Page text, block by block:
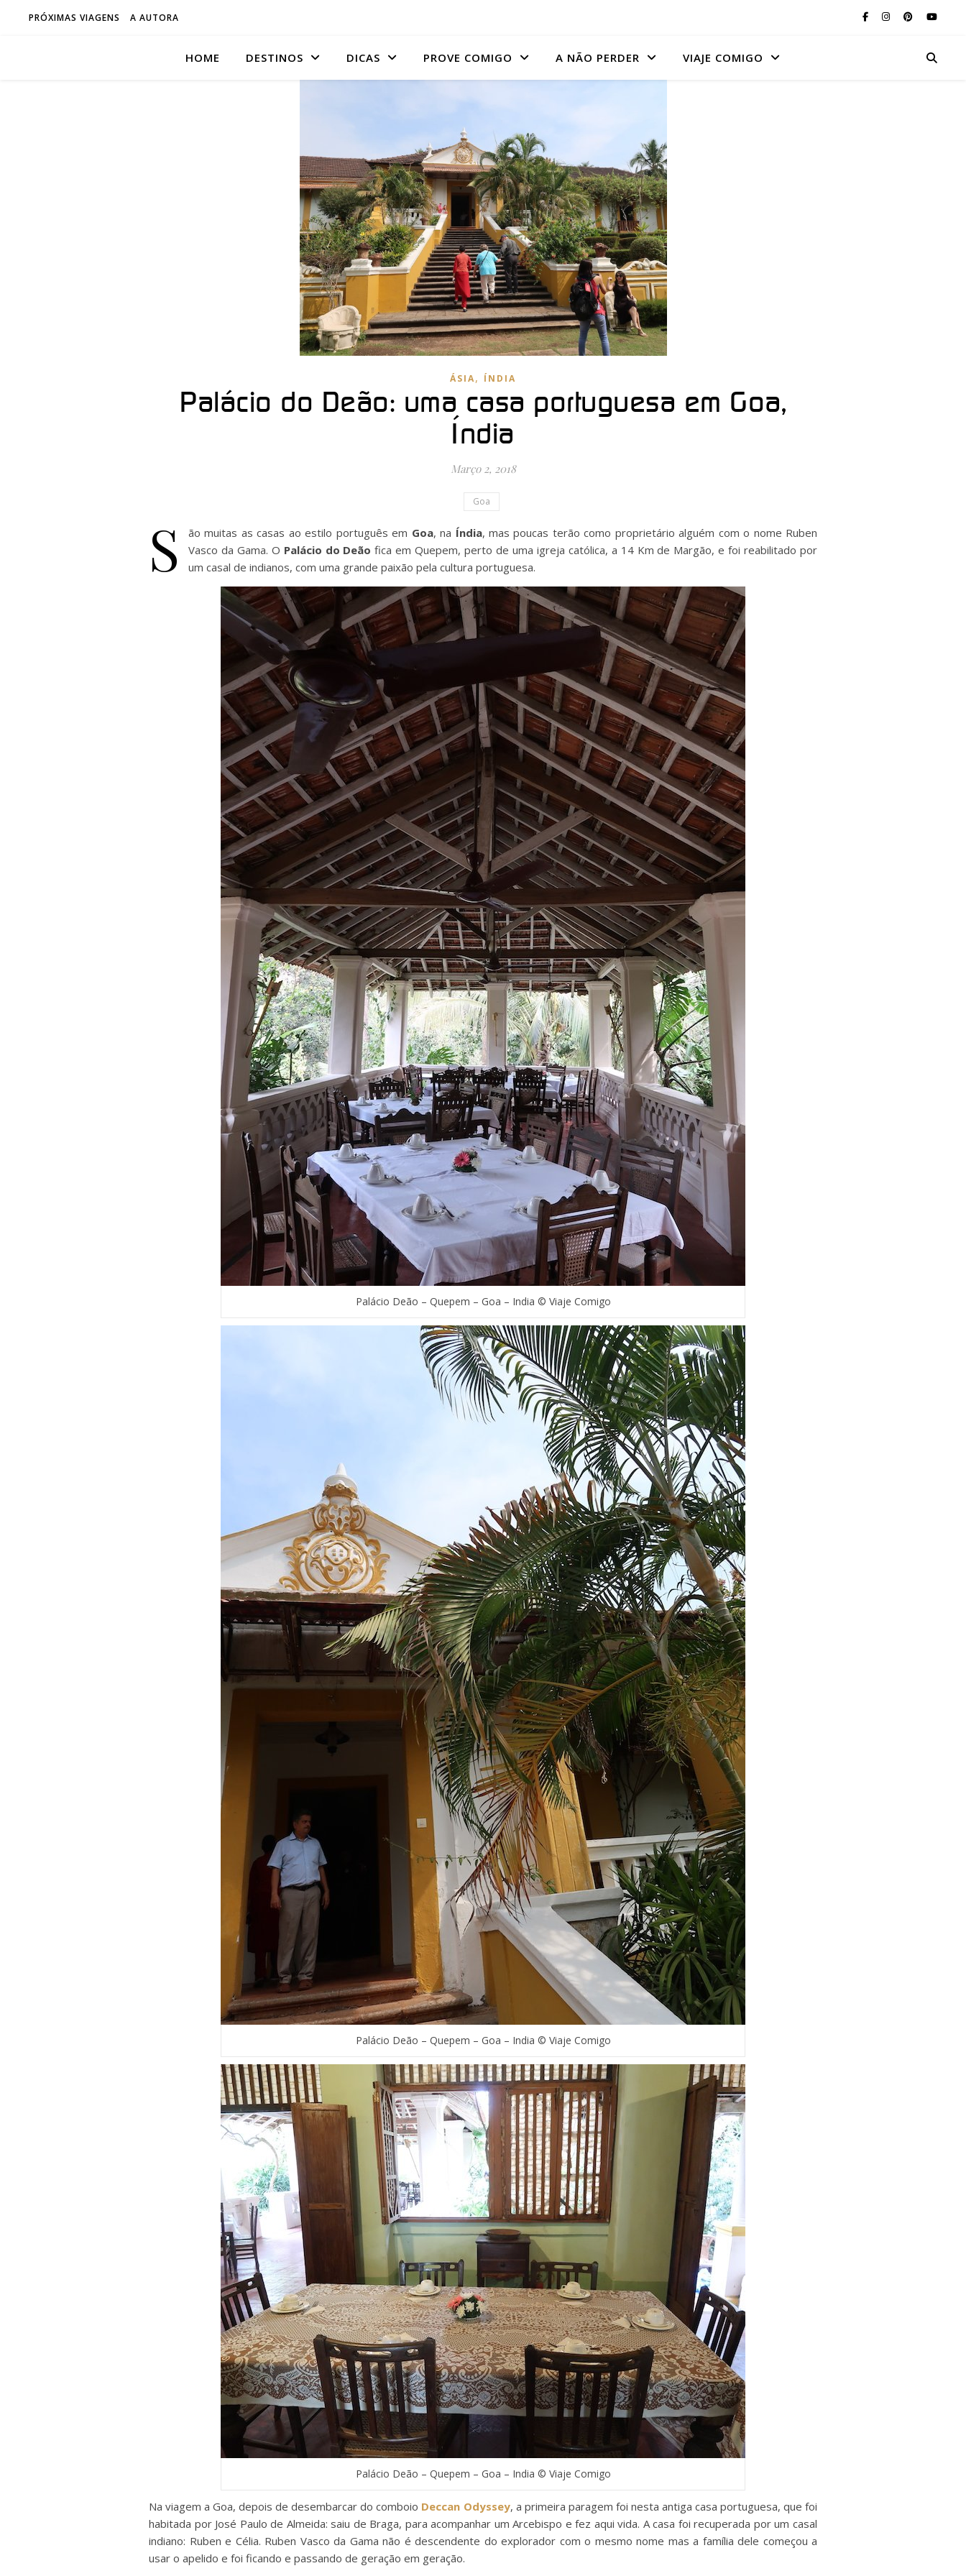
PRÓXIMAS VIAGENS A AUTORA
HOME DESTINOS DICAS PROVE COMIGO A NÃO PERDER VIAJE COMIGO
ÁSIA, ÍNDIA
Palácio do Deão: uma casa portuguesa em Goa,
Índia
Março 2, 2018
Goa
S ão muitas as casas ao estilo português em Goa, na Índia, mas poucas terão como proprietário alguém com o nome Ruben
Vasco da Gama. O Palácio do Deão fica em Quepem, perto de uma igreja católica, a 14 Km de Margão, e foi reabilitado por
um casal de indianos, com uma grande paixão pela cultura portuguesa.
Palácio Deão – Quepem – Goa – India © Viaje Comigo
Palácio Deão – Quepem – Goa – India © Viaje Comigo
Palácio Deão – Quepem – Goa – India © Viaje Comigo
Na viagem a Goa, depois de desembarcar do comboio Deccan Odyssey, a primeira paragem foi nesta antiga casa portuguesa, que foi
habitada por José Paulo de Almeida: saiu de Braga, para acompanhar um Arcebispo e fez aqui vida. A casa foi recuperada por um casal
indiano: Ruben e Célia. Ruben Vasco da Gama não é descendente do explorador com o mesmo nome mas a família dele começou a
usar o apelido e foi ficando e passando de geração em geração.